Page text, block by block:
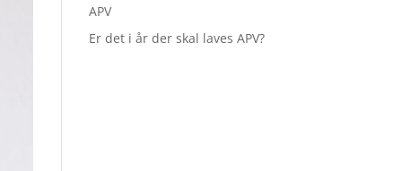
APV
Er det i år der skal laves APV?